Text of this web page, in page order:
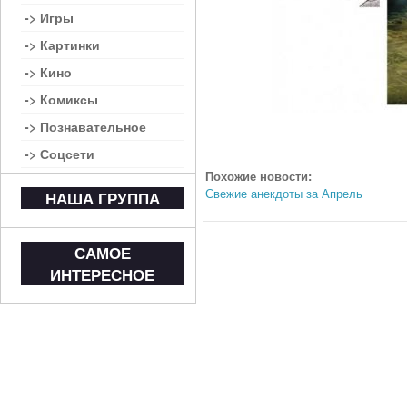
Похожие новости:
Свежие анекдоты за Апрель
-> Игры
-> Картинки
-> Кино
-> Комиксы
-> Познавательное
-> Соцсети
НАША ГРУППА
САМОЕ
ИНТЕРЕСНОЕ